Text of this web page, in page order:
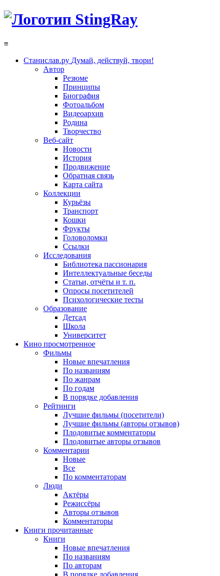
≡
Станислав.ру Думай, действуй, твори!
Автор
Резюме
Принципы
Биография
Фотоальбом
Видеоархив
Родина
Творчество
Веб-сайт
Новости
История
Продвижение
Обратная связь
Карта сайта
Коллекции
Курьёзы
Транспорт
Кошки
Фрукты
Головоломки
Ссылки
Исследования
Библиотека пассионария
Интеллектуальные беседы
Статьи, отчёты и т. п.
Опросы посетителей
Психологические тесты
Образование
Детсад
Школа
Университет
Кино просмотренное
Фильмы
Новые впечатления
По названиям
По жанрам
По годам
В порядке добавления
Рейтинги
Лучшие фильмы (посетители)
Лучшие фильмы (авторы отзывов)
Плодовитые комментаторы
Плодовитые авторы отзывов
Комментарии
Новые
Все
По комментаторам
Люди
Актёры
Режиссёры
Авторы отзывов
Комментаторы
Книги прочитанные
Книги
Новые впечатления
По названиям
По авторам
В порядке добавления